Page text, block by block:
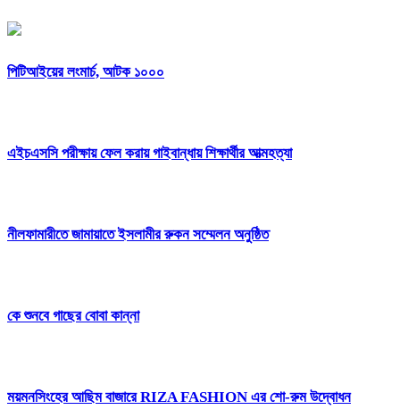
পিটিআইয়ের লংমার্চ, আটক ১০০০
এইচএসসি পরীক্ষায় ফেল করায় গাইবান্ধায় শিক্ষার্থীর আত্মহত্যা
নীলফামারীতে জামায়াতে ইসলামীর রুকন সম্মেলন অনুষ্ঠিত
কে শুনবে গাছের বোবা কান্না
ময়মনসিংহের আছিম বাজারে RIZA FASHION এর শো-রুম উদ্বোধন